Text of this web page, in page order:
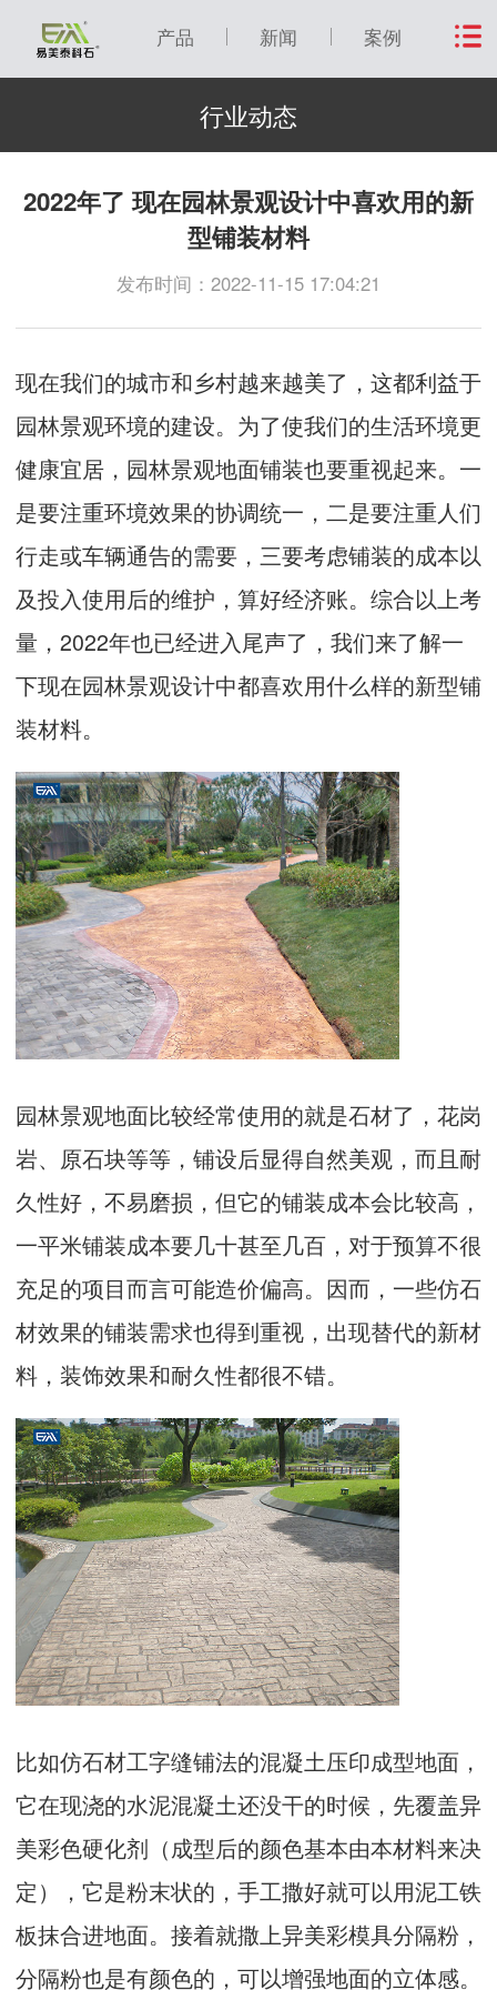
产品 新闻 案例
行业动态
2022年了 现在园林景观设计中喜欢用的新
型铺装材料
发布时间：2022-11-15 17:04:21
现在我们的城市和乡村越来越美了，这都利益于
园林景观环境的建设。为了使我们的生活环境更
健康宜居，园林景观地面铺装也要重视起来。一
是要注重环境效果的协调统一，二是要注重人们
行走或车辆通告的需要，三要考虑铺装的成本以
及投入使用后的维护，算好经济账。综合以上考
量，2022年也已经进入尾声了，我们来了解一
下现在园林景观设计中都喜欢用什么样的新型铺
装材料。
园林景观地面比较经常使用的就是石材了，花岗
岩、原石块等等，铺设后显得自然美观，而且耐
久性好，不易磨损，但它的铺装成本会比较高，
一平米铺装成本要几十甚至几百，对于预算不很
充足的项目而言可能造价偏高。因而，一些仿石
材效果的铺装需求也得到重视，出现替代的新材
料，装饰效果和耐久性都很不错。
比如仿石材工字缝铺法的混凝土压印成型地面，
它在现浇的水泥混凝土还没干的时候，先覆盖异
美彩色硬化剂（成型后的颜色基本由本材料来决
定），它是粉末状的，手工撒好就可以用泥工铁
板抹合进地面。接着就撒上异美彩模具分隔粉，
分隔粉也是有颜色的，可以增强地面的立体感。